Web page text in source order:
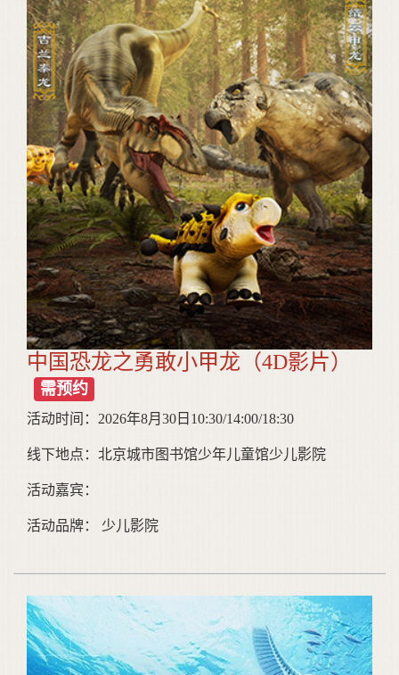
中国恐龙之勇敢小甲龙（4D影片）
需预约
活动时间：2026年8月30日10:30/14:00/18:30
线下地点：北京城市图书馆少年儿童馆少儿影院
活动嘉宾：
活动品牌： 少儿影院